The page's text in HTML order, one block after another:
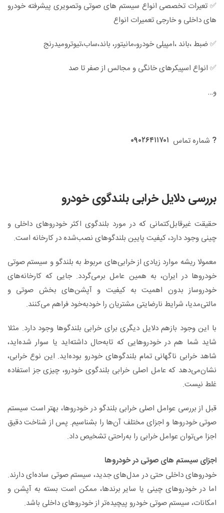
✅ تعیرات تخصصی انواع سیستم های صوتی وتصویری پیشرفته خودرو
های داخلی و خارجی تعمیرات انواع
✅ ضبط ،باند ،امپیلی خودرو،مانیتور، باند،ساب،تیوترومیدرنج
✅ انواع اسپیکرهای خانگی و مجالس از صفر تا صد
و…
? شماره تماس
بررسی دلایل خرابی بلندگوی خودرو
حقیقت غیرقابل‌کتمانی که در مورد بلندگوی اکثر خودروهای داخلی و
چینی وجود دارد، کیفیت پایین بلندگوهای نصب‌شده در کارخانه است.
معمولا ریشه موارد زیادی از خرابی‌های مربوط به بلندگو و سیستم صوتی
خودروها در ایران، به همین عامل برمی‌گردد. جایی که کارخانه‌های
خودروساز بدون اهمیت به کیفیت و آپشن‌های بخش صوتی و
مالتی‌مدیا، شرایط نارضایتی مشتریان را خودبه‌خود فراهم می‌کنند.
با این وجود بازهم دلایل دیگری برای خرابی بلندگوها وجود دارد. مثلا
شاید شما هم در خودروهایی که تابه‌حال داشته‌اید یا سوار شده‌اید،
شاهد خرابی ناگهانی تمام بلندگوهای خودرو بوده‌اید. این نوع خرابی،
نشان‌می‌دهد که عامل اصلی خرابی بلندگوی خودرو، چیزی جز استفاده
غلط نیست.
قبل از بررسی عوامل اصلی خرابی بلندگو در خودروها، بهتر است سیستم
صوتی خودروها و اجزای مختلف آن‌ها را بشناسیم. پس از شناخت دقیق
اجزا می‌توان عوامل خرابی را به‌راحتی تشخیص داد.
اجزای سیستم ‌های صوتی در خودروها
خودروهای داخلی حتی در مدل‌های جدید، سیستم صوتی ساده‌ای دارند.
اما در خودروهای چینی یا سایر برندها، ممکن است بسته به آپشن و
امکانات، سیستم صوتی خودرو پیچیده‌تر از خودروهای داخلی باشد.